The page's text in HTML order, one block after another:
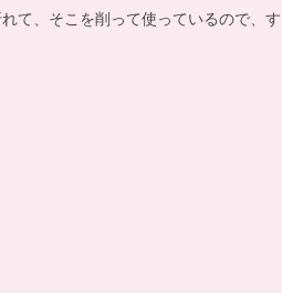
て、そこを削って使っているので、す